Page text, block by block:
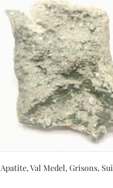
Apatite, Val Medel, Grisons,